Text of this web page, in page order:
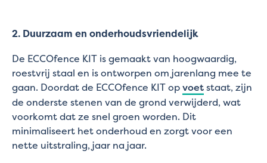
2. Duurzaam en onderhoudsvriendelijk
De ECCOfence KIT is gemaakt van hoogwaardig,
roestvrij staal en is ontworpen om jarenlang mee te
gaan. Doordat de ECCOfence KIT opvoetstaat, zijn
de onderste stenen van de grond verwijderd, wat
voorkomt dat ze snel groen worden. Dit
minimaliseert het onderhoud en zorgt voor een
nette uitstraling, jaar na jaar.